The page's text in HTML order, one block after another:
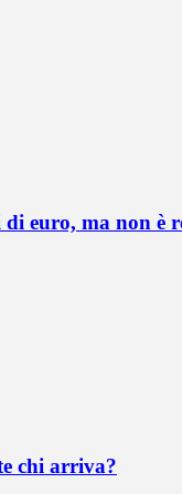
euro, ma non è
chi arriva?